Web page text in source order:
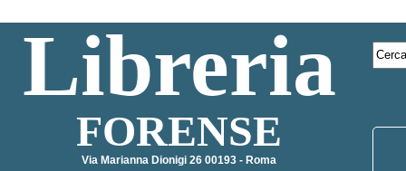
Libreria
FORENSE
Via Marianna Dionigi 26 00193 - Roma